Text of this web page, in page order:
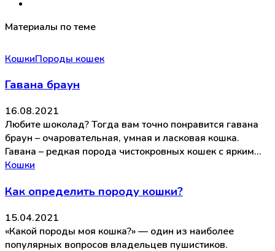
Материалы по теме
КошкиПороды кошек
Гавана браун
16.08.2021
Любите шоколад? Тогда вам точно понравится гавана
браун – очаровательная, умная и ласковая кошка.
Гавана – редкая порода чистокровных кошек с ярким…
Кошки
Как определить породу кошки?
15.04.2021
«Какой породы моя кошка?» — один из наиболее
популярных вопросов владельцев пушистиков.